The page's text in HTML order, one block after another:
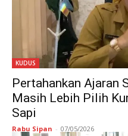
KUDUS
Pertahankan Ajaran
Masih Lebih Pilih
Sapi
Rabu Sipan - 07/05/2026